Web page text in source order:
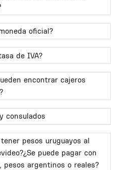
oficial?
de IVA?
encontrar cajeros
consulados
pesos uruguayos al
puede pagar con
pesos argentinos o reales?